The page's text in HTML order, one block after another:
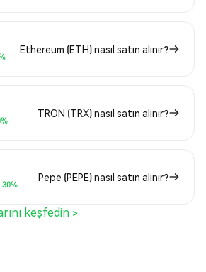
Ethereum (ETH) nasıl satın alınır?
TRON (TRX) nasıl satın alınır?
Pepe (PEPE) nasıl satın alınır?
keşfedin >